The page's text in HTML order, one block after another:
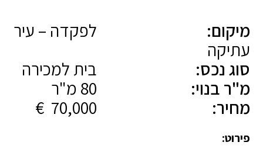
מיקום:
לפקדה – עיר
עתיקה
סוג נכס:
בית למכירה
מ"ר בנוי:
מחיר:
פירוט: